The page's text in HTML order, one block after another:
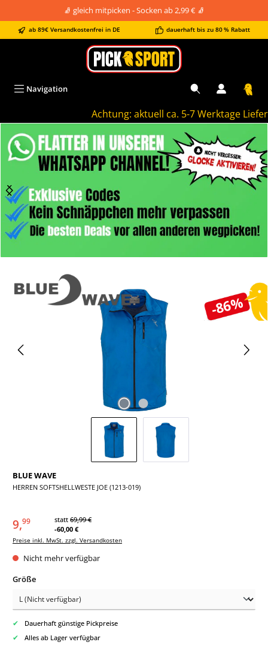
🧦 gleich mitpicken - Socken ab 2,99 € 🧦
ab 89€ Versandkostenfrei in DE dauerhaft bis zu 80 % Rabatt
Achtung: aktuell ca. 5-7 Werktage
Navigation
-86%
Bildergalerie überspringen
BLUE WAVE
HERREN SOFTSHELLWESTE JOE (1213-019)
9,99 statt 69,99 €
-60,00 €
Preise inkl. MwSt. zzgl. Versandkosten
Nicht mehr verfügbar
Größeauswählen
✔ Dauerhaft günstige Pickpreise
✔ Alles ab Lager verfügbar